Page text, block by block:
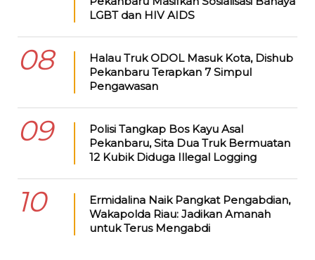
LGBT dan HIV AIDS
08
Halau Truk ODOL Masuk Kota, Dishub
Pekanbaru Terapkan 7 Simpul
Pengawasan
09
Polisi Tangkap Bos Kayu Asal
Pekanbaru, Sita Dua Truk Bermuatan
12 Kubik Diduga Illegal Logging
10
Ermidalina Naik Pangkat Pengabdian,
Wakapolda Riau: Jadikan Amanah
untuk Terus Mengabdi